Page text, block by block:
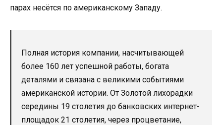
парах несётся по американскому Западу.
Полная история компании, насчитывающей
более 160 лет успешной работы, богата
деталями и связана с великими событиями
американской истории. От Золотой лихорадки
середины 19 столетия до банковских интернет-
площадок 21 столетия, через процветание,